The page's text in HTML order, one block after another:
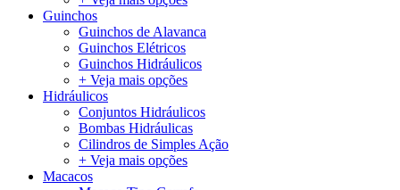
Guinchos
Guinchos de Alavanca
Guinchos Elétricos
Guinchos Hidráulicos
+ Veja mais opções
Hidráulicos
Conjuntos Hidráulicos
Bombas Hidráulicas
Cilindros de Simples Ação
+ Veja mais opções
Macacos